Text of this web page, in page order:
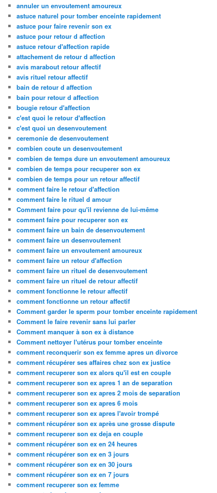
annuler un envoutement amoureux
astuce naturel pour tomber enceinte rapidement
astuce pour faire revenir son ex
astuce pour retour d affection
astuce retour d'affection rapide
attachement de retour d affection
avis marabout retour affectif
avis rituel retour affectif
bain de retour d affection
bain pour retour d affection
bougie retour d'affection
c'est quoi le retour d'affection
c'est quoi un desenvoutement
ceremonie de desenvoutement
combien coute un desenvoutement
combien de temps dure un envoutement amoureux
combien de temps pour recuperer son ex
combien de temps pour un retour affectif
comment faire le retour d'affection
comment faire le rituel d amour
Comment faire pour qu'il revienne de lui-même
comment faire pour recuperer son ex
comment faire un bain de desenvoutement
comment faire un desenvoutement
comment faire un envoutement amoureux
comment faire un retour d'affection
comment faire un rituel de desenvoutement
comment faire un rituel de retour affectif
comment fonctionne le retour affectif
comment fonctionne un retour affectif
Comment garder le sperm pour tomber enceinte rapidement
Comment le faire revenir sans lui parler
Comment manquer à son ex à distance
Comment nettoyer l'utérus pour tomber enceinte
comment reconquerir son ex femme apres un divorce
comment récupérer ses affaires chez son ex justice
comment recuperer son ex alors qu'il est en couple
comment recuperer son ex apres 1 an de separation
comment recuperer son ex apres 2 mois de separation
comment recuperer son ex apres 6 mois
comment recuperer son ex apres l'avoir trompé
comment récupérer son ex après une grosse dispute
comment recuperer son ex deja en couple
comment récupérer son ex en 24 heures
comment récupérer son ex en 3 jours
comment récupérer son ex en 30 jours
comment récupérer son ex en 7 jours
comment recuperer son ex femme